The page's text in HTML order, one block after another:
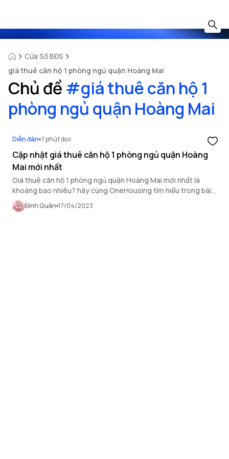
Cửa Sổ BĐS
giá thuê căn hộ 1 phòng ngủ quận Hoàng Mai
Chủ đề #giá thuê căn hộ 1
phòng ngủ quận Hoàng Mai
Diễn đàn 7 phút đọc
Cập nhật giá thuê căn hộ 1 phòng ngủ quận Hoàng
Mai mới nhất
Giá thuê căn hộ 1 phòng ngủ quận Hoàng Mai mới nhất là
khoảng bao nhiêu? hãy cùng OneHousing tìm hiểu trong bài
viết dưới đây!
Đình Quân 17/04/2023